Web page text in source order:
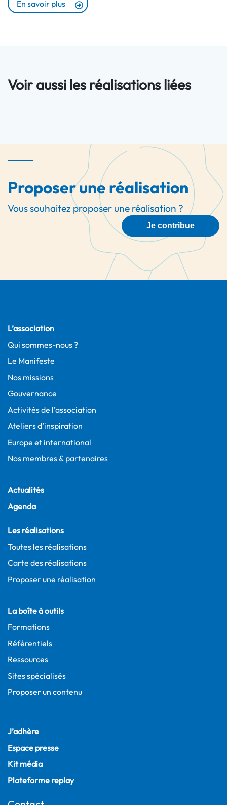
En savoir plus
Voir aussi les réalisations liées
Proposer une réalisation
Vous souhaitez proposer une réalisation ?
Je contribue
L’association
Qui sommes-nous ?
Le Manifeste
Nos missions
Gouvernance
Activités de l’association
Ateliers d’inspiration
Europe et international
Nos membres & partenaires
Actualités
Agenda
Les réalisations
Toutes les réalisations
Carte des réalisations
Proposer une réalisation
La boîte à outils
Formations
Référentiels
Ressources
Sites spécialisés
Proposer un contenu
J’adhère
Espace presse
Kit média
Plateforme replay